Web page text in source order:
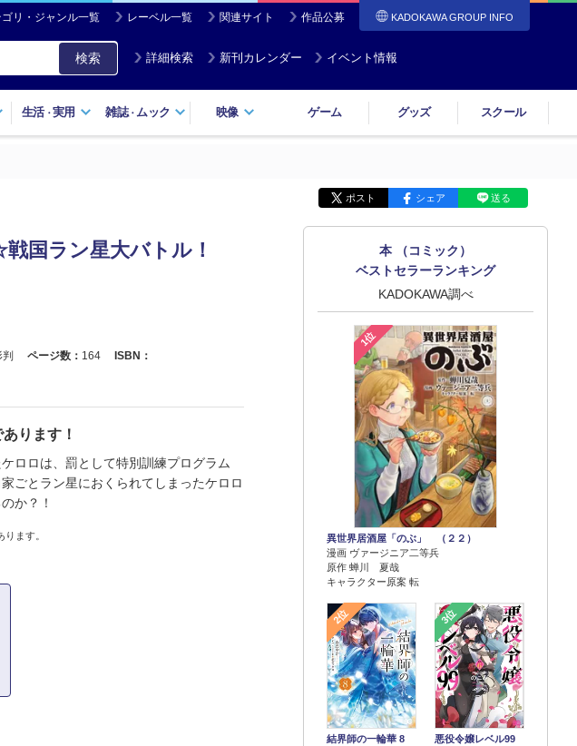
ゴリ・ジャンル一覧 レーベル一覧 関連サイト 作品公募 KADOKAWA GROUP INFO
検索 詳細検索 新刊カレンダー イベント情報
生活・実用 雑誌・ ムック 映像 ゲーム グッズ スクール
ポスト シェア 送る
国ラン星大バトル！
ページ数： 164
ISBN：
ります！
ロロは、罰として特別訓練プログラム
ごとラン星におくられてしまったケロロ
か？！
ます。
本 （コミック）
ベストセラーランキング
KADOKAWA調べ
1位
異世界居酒屋「のぶ」 （２２）
漫画 ヴァージニア二等兵
原作 蝉川 夏哉
キャラクター原案 転
2位
結界師の一輪華 8
3位
悪役令嬢レベル99